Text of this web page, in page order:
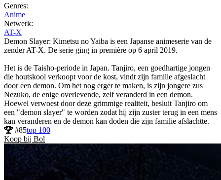
Genres:
Anime
Netwerk:
AT-X
Demon Slayer: Kimetsu no Yaiba is een Japanse animeserie van de
zender AT-X. De serie ging in première op 6 april 2019.
Het is de Taisho-periode in Japan. Tanjiro, een goedhartige jongen
die houtskool verkoopt voor de kost, vindt zijn familie afgeslacht
door een demon. Om het nog erger te maken, is zijn jongere zus
Nezuko, de enige overlevende, zelf veranderd in een demon.
Hoewel verwoest door deze grimmige realiteit, besluit Tanjiro om
een "demon slayer" te worden zodat hij zijn zuster terug in een mens
kan veranderen en de demon kan doden die zijn familie afslachtte.
#85top 100
Koop bij Bol